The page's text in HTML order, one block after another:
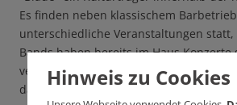
Es finden neben klassischem
unterschiedliche Veranstaltungen
Bands haben bereits im Haus Konzerte
vergangenen Jahren kamen vermehrt
dazu. (red)
Hinweis zu Cookies